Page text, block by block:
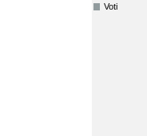
Voti